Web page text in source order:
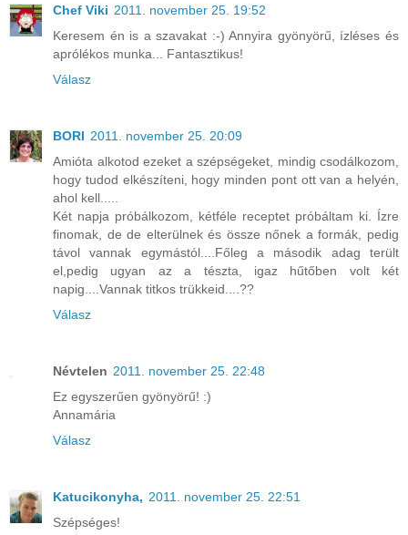
Chef Viki 2011. november 25. 19:52
Keresem én is a szavakat :-) Annyira gyönyörű, ízléses és
aprólékos munka... Fantasztikus!
Válasz
BORI 2011. november 25. 20:09
Amióta alkotod ezeket a szépségeket, mindig csodálkozom,
hogy tudod elkészíteni, hogy minden pont ott van a helyén,
ahol kell.....
Két napja próbálkozom, kétféle receptet próbáltam ki. Ízre
finomak, de de elterülnek és össze nőnek a formák, pedig
távol vannak egymástól....Főleg a második adag terült
el,pedig ugyan az a tészta, igaz hűtőben volt két
napig....Vannak titkos trükkeid....??
Válasz
Névtelen 2011. november 25. 22:48
Ez egyszerűen gyönyörű! :)
Annamária
Válasz
Katucikonyha, 2011. november 25. 22:51
Szépséges!